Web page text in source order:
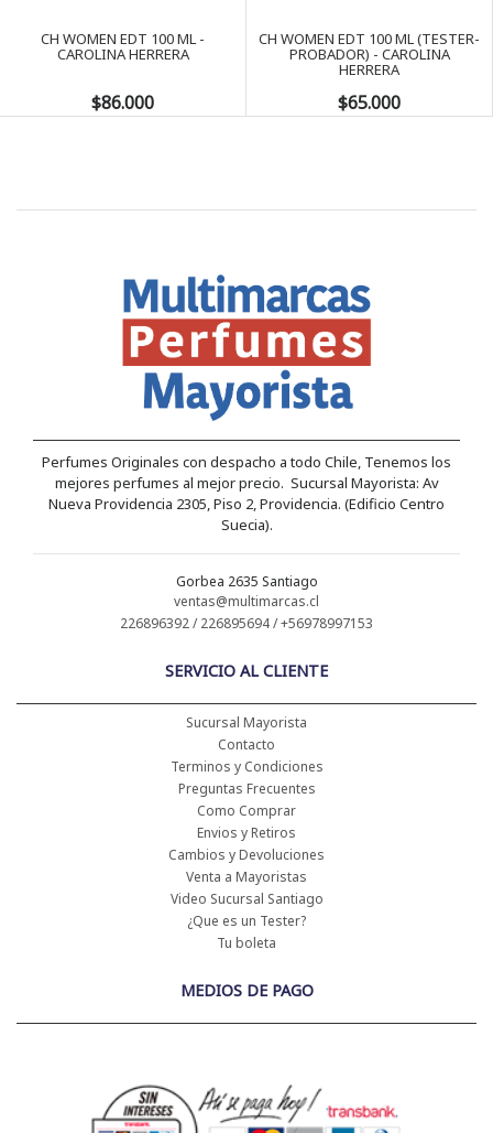
CH WOMEN EDT 100 ML -
CAROLINA HERRERA
$86.000
CH WOMEN EDT 100 ML (TESTER-
PROBADOR) - CAROLINA
HERRERA
$65.000
Perfumes Originales con despacho a todo Chile, Tenemos los
mejores perfumes al mejor precio. Sucursal Mayorista: Av
Nueva Providencia 2305, Piso 2, Providencia. (Edificio Centro
Suecia).
Gorbea 2635 Santiago
ventas@multimarcas.cl
226896392 / 226895694 / +56978997153
SERVICIO AL CLIENTE
Sucursal Mayorista
Contacto
Terminos y Condiciones
Preguntas Frecuentes
Como Comprar
Envios y Retiros
Cambios y Devoluciones
Venta a Mayoristas
Video Sucursal Santiago
¿Que es un Tester?
Tu boleta
MEDIOS DE PAGO